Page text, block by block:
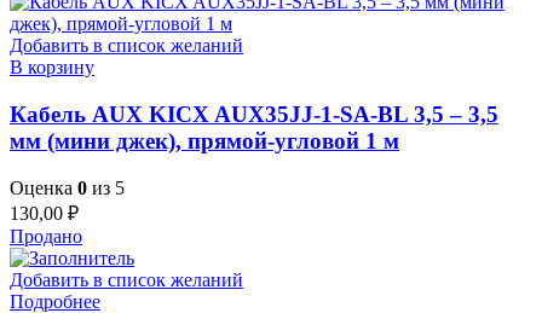
Добавить в список желаний
В корзину
Кабель AUX KICX AUX35JJ-1-SA-BL 3,5 – 3,5
мм (мини джек), прямой-угловой 1 м
Оценка 0 из 5
130,00 ₽
Продано
Добавить в список желаний
Подробнее